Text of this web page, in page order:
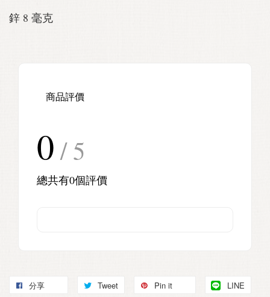
鋅 8 毫克
商品評價
0 / 5
總共有0個評價
分享 Tweet Pin it LINE